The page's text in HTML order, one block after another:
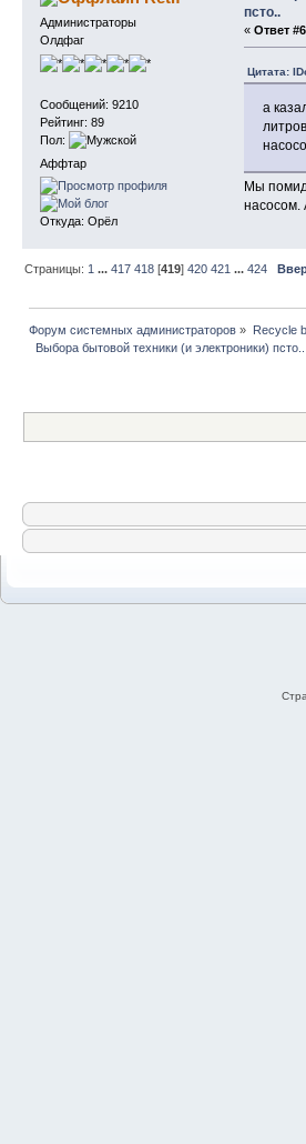
Администраторы
Олдфаг
Сообщений: 9210
Рейтинг: 89
Пол:
Аффтар
Откуда: Орёл
псто..
« Ответ
Цитата:
а
Мы
насосом.
Страницы: 1 ...417 418 [419]420 421 ...424
Форум системных администраторов » Recycle
  Выбора бытовой техники (и электроники) псто..